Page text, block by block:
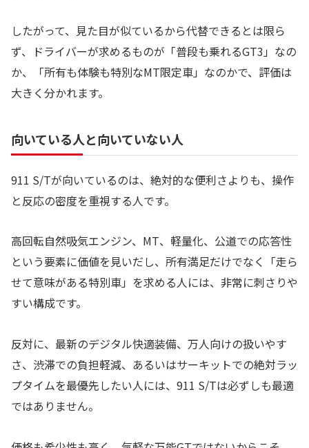
したがって、見た目が似ているから代替できるとは限ら
ず、ドライバーが求めるものが「普段も乗れるGT3」なの
か、「所有も体験も特別なMT限定車」なのかで、評価は
大きく分かれます。
向いている人と向いていない人
911 S/Tが向いているのは、絶対的な便利さよりも、操作
と反応の密度を重視する人です。
高回転自然吸気エンジン、MT、軽量化、公道での応答性
という要素に価値を見いだし、所有満足だけでなく「走ら
せて意味がある特別車」を求める人には、非常に刺さりや
すい構成です。
反対に、最新のデジタル快適装備、万人向けの扱いやす
さ、渋滞での負担軽減、あるいはサーキットでの絶対ラッ
プタイムを最優先したい人には、911 S/Tは必ずしも最適
ではありません。